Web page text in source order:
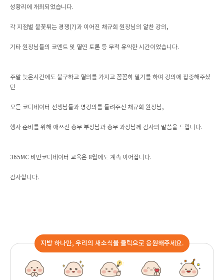
성황리에 개최되었습니다.
각 지점별 불꽃튀는 경쟁(?)과 이어진 채규희 원장님의 알찬 강의,
기타 원장님들의 코멘트 및 열띤 토론 등 무척 유익한 시간이었습니다.
주말 늦은시간에도 불구하고 열의를 가지고 꼼꼼히 필기를 하며 강의에 집중해주셨
던
모든 코디네이터 선생님들과 명강의를 들려주신 채규희 원장님,
행사 준비를 위해 애쓰신 총무 부장님과 총무 과장님께 감사의 말씀을 드립니다.
365MC 비만코디네이터 교육은 8월에도 계속 이어집니다.
감사합니다.
지방 하나만, 우리의 새소식을 클릭으로 응원해주세요.